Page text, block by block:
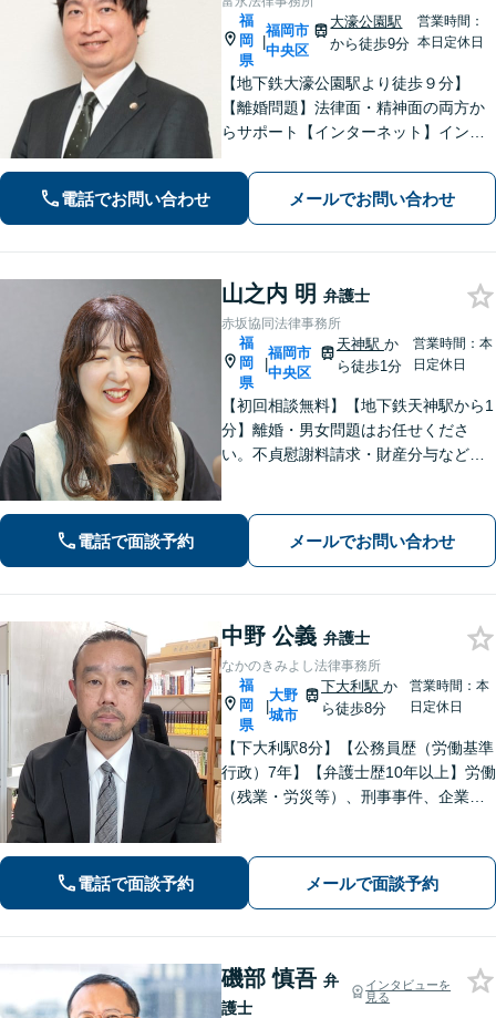
福
岡
県
|
福岡市
中央区
大濠公園駅
から徒歩9分
営業時間：
本日定休日
【地下鉄大濠公園駅より徒歩９分】
【離婚問題】法律面・精神面の両方か
らサポート【インターネット】インス
決実績多数【休日面談可】【子連れ相
談可】【初回面談無料】
電話でお問い合わせ メールでお問い合わせ
山之内 明 弁護士
赤坂協同法律事務所
福
岡
県
|
福岡市
中央区
天神駅 か
ら徒歩1分
営業時間：本
日定休日
【初回相談無料】【地下鉄天神駅から1
分】離婚・男女問題はお任せくださ
い。不貞慰謝料請求・財産分与など金
ト。交通事故、企業法務のお困りごと
もご相談ください。
電話で面談予約 メールでお問い合わせ
中野 公義 弁護士
なかのきみよし法律事務所
福
岡
県
|
大野
城市
下大利駅か
ら徒歩8分
営業時間：本
日定休日
【下大利駅8分】【公務員歴（労働基準
行政）7年】【弁護士歴10年以上】労働
（残業・労災等）、刑事事件、企業法
解決へと進めています。誠心誠意サポ
ートいたしますので、ぜひご相談くだ
電話で面談予約 メールで面談予約
磯部 慎吾 弁
護士
インタビューを
見る